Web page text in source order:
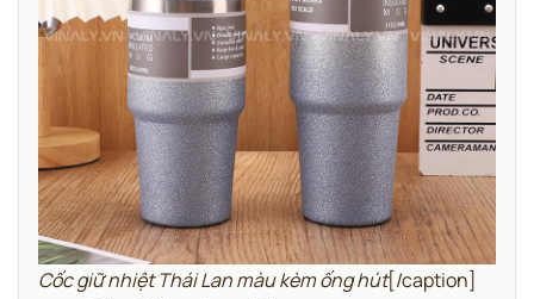
Cốc giữ nhiệt Thái Lan màu kèm ống hút[/caption]